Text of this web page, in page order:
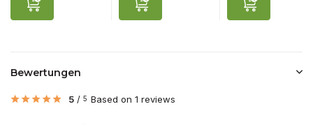
Bewertungen
5 / 5 Based on 1 reviews